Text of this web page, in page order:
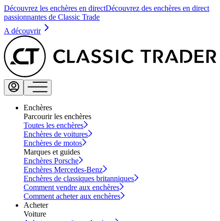
Découvrez les enchères en directDécouvrez des enchères en direct
passionnantes de Classic Trade
A découvrir
Enchères
Parcourir les enchères
Toutes les enchères
Enchères de voitures
Enchères de motos
Marques et guides
Enchères Porsche
Enchères Mercedes-Benz
Enchères de classiques britanniques
Comment vendre aux enchères
Comment acheter aux enchères
Acheter
Voiture